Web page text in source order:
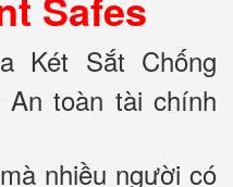
Két Sắt Chống
toàn tài chính
nhiều người có